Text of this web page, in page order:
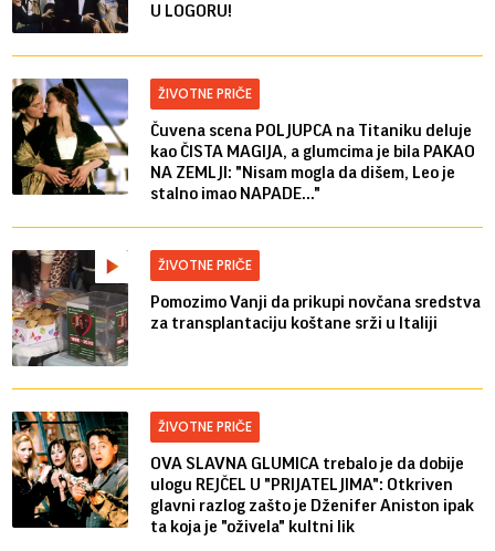
U LOGORU!
ŽIVOTNE PRIČE
Čuvena scena POLJUPCA na Titaniku deluje
kao ČISTA MAGIJA, a glumcima je bila PAKAO
NA ZEMLJI: "Nisam mogla da dišem, Leo je
stalno imao NAPADE..."
ŽIVOTNE PRIČE
Pomozimo Vanji da prikupi novčana sredstva
za transplantaciju koštane srži u Italiji
ŽIVOTNE PRIČE
OVA SLAVNA GLUMICA trebalo je da dobije
ulogu REJČEL U "PRIJATELJIMA": Otkriven
glavni razlog zašto je Dženifer Aniston ipak
ta koja je "oživela" kultni lik